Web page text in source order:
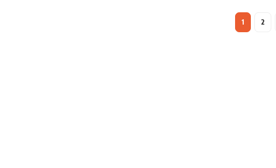
1 2